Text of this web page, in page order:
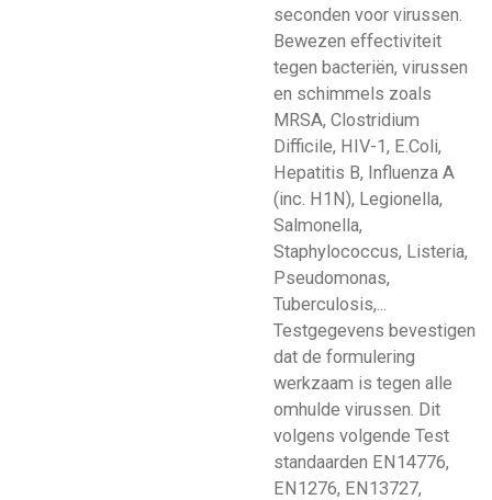
seconden voor virussen.
Bewezen effectiviteit
tegen bacteriën, virussen
en schimmels zoals
MRSA, Clostridium
Difficile, HIV-1, E.Coli,
Hepatitis B, Influenza A
(inc. H1N), Legionella,
Salmonella,
Staphylococcus, Listeria,
Pseudomonas,
Tuberculosis,...
Testgegevens bevestigen
dat de formulering
werkzaam is tegen alle
omhulde virussen. Dit
volgens volgende Test
standaarden EN14776,
EN1276, EN13727,